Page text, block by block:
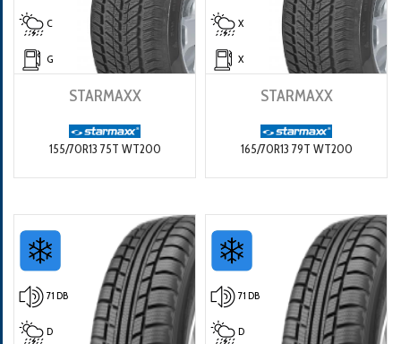
C
G
STARMAXX
155/70R13 75T WT200
X
X
STARMAXX
165/70R13 79T WT200
71 DB
D
71 DB
D